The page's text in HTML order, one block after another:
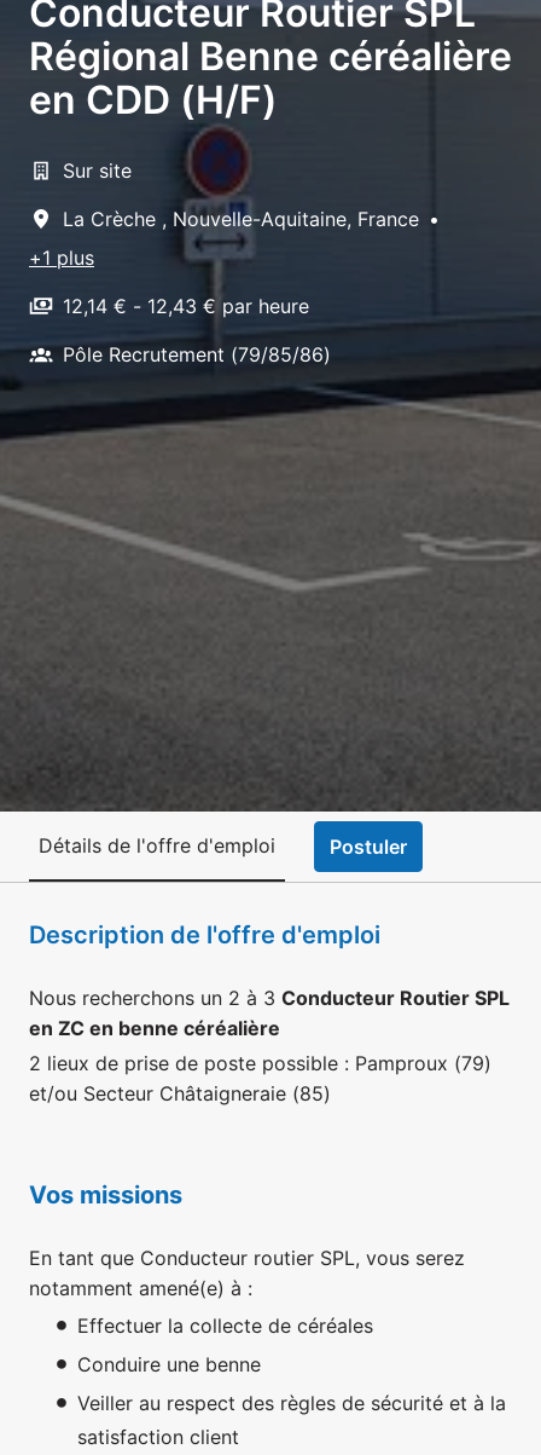
Conducteur Routier SPL
Régional Benne céréalière
en CDD (H/F)
Sur site
La Crèche , Nouvelle-Aquitaine, France •
+1 plus
12,14 € - 12,43 € par heure
Pôle Recrutement (79/85/86)
Détails de l'offre d'emploi Postuler
Description de l'offre d'emploi
Nous recherchons un 2 à 3 Conducteur Routier SPL
en ZC en benne céréalière
2 lieux de prise de poste possible : Pamproux (79)
et/ou Secteur Châtaigneraie (85)
Vos missions
En tant que Conducteur routier SPL, vous serez
notamment amené(e) à :
Effectuer la collecte de céréales
Conduire une benne
Veiller au respect des règles de sécurité et à la
satisfaction client